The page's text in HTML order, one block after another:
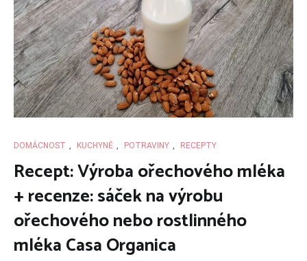
DOMÁCNOST , KUCHYNĚ , POTRAVINY , RECEPTY
Recept: Výroba ořechového mléka
+ recenze: sáček na výrobu
ořechového nebo rostlinného
mléka Casa Organica